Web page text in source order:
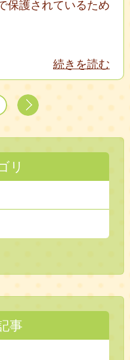
保護されているため
続きを読む
リ
事